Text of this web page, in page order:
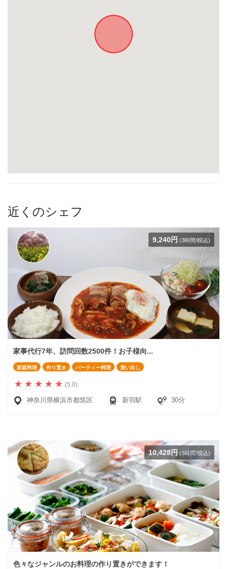
近くのシェフ
9,240円 (3時間/税込)
家事代行7年、訪問回数2500件！お子様向...
家庭料理 作り置き パーティー料理 買い出し
(5.0)
神奈川県横浜市都筑区 新羽駅 30分
10,428円(3時間/税込)
色々なジャンルのお料理の作り置きができます！